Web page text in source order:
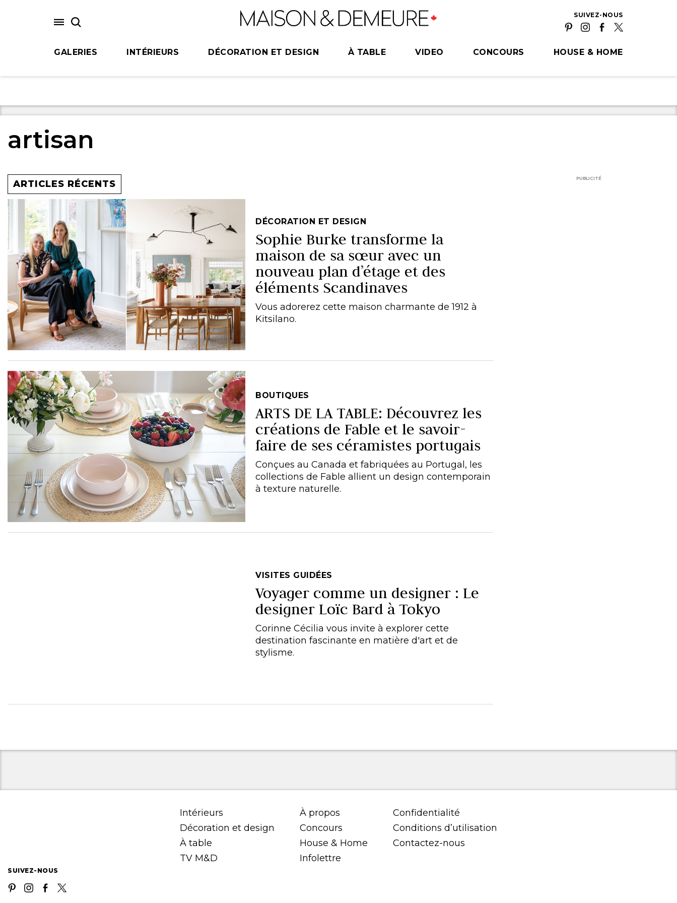
SUIVEZ-NOUS
GALERIES INTÉRIEURS DÉCORATION ET DESIGN À TABLE VIDEO CONCOURS HOUSE & HOME
artisan
ARTICLES RÉCENTS
DÉCORATION ET DESIGN
Sophie Burke transforme la
maison de sa sœur avec un
nouveau plan d’étage et des
éléments Scandinaves
Vous adorerez cette maison charmante de 1912 à
Kitsilano.
BOUTIQUES
ARTS DE LA TABLE: Découvrez les
créations de Fable et le savoir-
faire de ses céramistes portugais
Conçues au Canada et fabriquées au Portugal, les
collections de Fable allient un design contemporain
à texture naturelle.
VISITES GUIDÉES
Voyager comme un designer : Le
designer Loïc Bard à Tokyo
Corinne Cécilia vous invite à explorer cette
destination fascinante en matière d'art et de
stylisme.
PUBLICITÉ
Intérieurs
Décoration et design
À table
TV M&D
À propos
Concours
House & Home
Infolettre
Confidentialité
Conditions d’utilisation
Contactez-nous
SUIVEZ-NOUS